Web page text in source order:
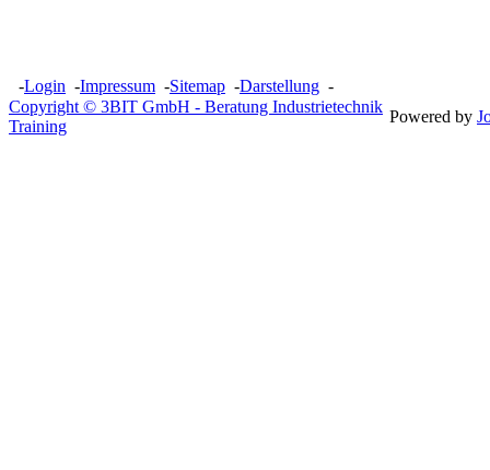
-Login -Impressum -Sitemap -Darstellung -
Copyright © 3BIT GmbH - Beratung Industrietechnik
Training
Powered by